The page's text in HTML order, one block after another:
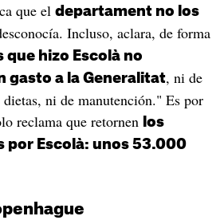
que el departament no los
Incluso, aclara, de forma
que hizo Escolà no
gasto a la Generalitat, ni de
ni de manutención." Es por
reclama que retornen los
por Escolà: unos 53.000